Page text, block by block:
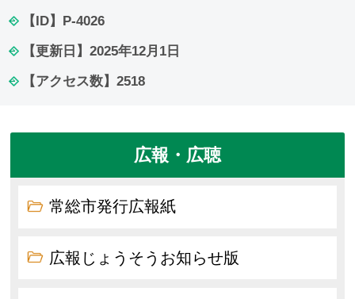
【ID】 P-4026
【更新日】 2025年12月1日
【アクセス数】 2518
広報・広聴
常総市発行広報紙
広報じょうそうお知らせ版